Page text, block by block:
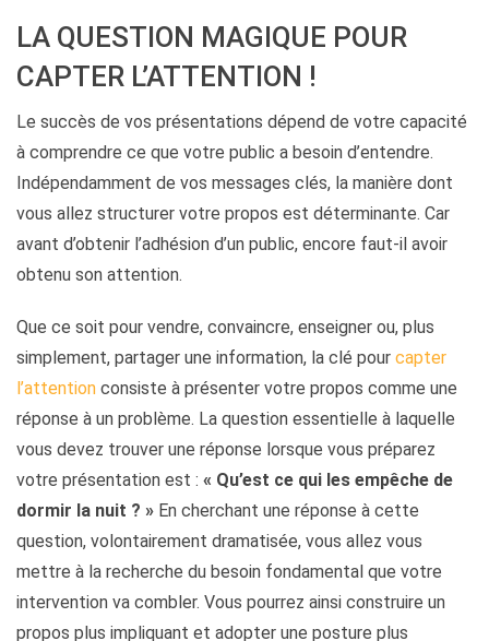
LA QUESTION MAGIQUE POUR
CAPTER L’ATTENTION !
Le succès de vos présentations dépend de votre capacité
à comprendre ce que votre public a besoin d’entendre.
Indépendamment de vos messages clés, la manière dont
vous allez structurer votre propos est déterminante. Car
avant d’obtenir l’adhésion d’un public, encore faut-il avoir
obtenu son attention.
Que ce soit pour vendre, convaincre, enseigner ou, plus
simplement, partager une information, la clé pour capter
l’attention consiste à présenter votre propos comme une
réponse à un problème. La question essentielle à laquelle
vous devez trouver une réponse lorsque vous préparez
votre présentation est : « Qu’est ce qui les empêche de
dormir la nuit ? » En cherchant une réponse à cette
question, volontairement dramatisée, vous allez vous
mettre à la recherche du besoin fondamental que votre
intervention va combler. Vous pourrez ainsi construire un
propos plus impliquant et adopter une posture plus